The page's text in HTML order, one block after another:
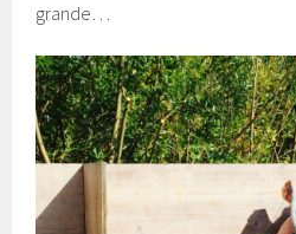
grande…